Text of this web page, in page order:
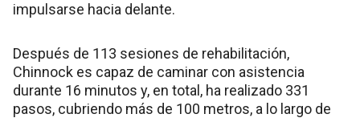
impulsarse hacia delante.
Después de 113 sesiones de rehabilitación,
Chinnock es capaz de caminar con asistencia
durante 16 minutos y, en total, ha realizado 331
pasos, cubriendo más de 100 metros, a lo largo de